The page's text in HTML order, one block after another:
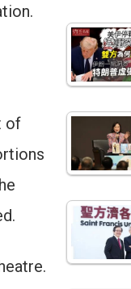
of